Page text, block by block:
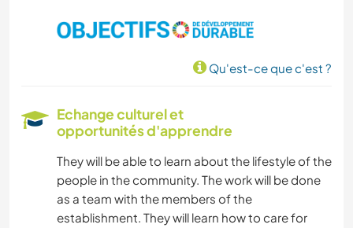
DEV. DURABLE
POLITIQUE/JUSTICE SOCIALE
FILMS ET TÉLÉ
Qu'est-ce que c'est ?
Echange culturel et
opportunités d'apprendre
They will be able to learn about the lifestyle of the
people in the community. The work will be done
as a team with the members of the
establishment. They will learn how to care for